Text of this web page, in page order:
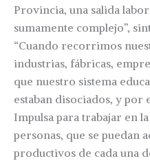
Provincia, una salida
sumamente complejo”,
“Cuando recorrimos
industrias, fábricas,
que nuestro sistema
estaban disociados, y por
Impulsa para trabajar en
personas, que se puedan
productivos de cada una